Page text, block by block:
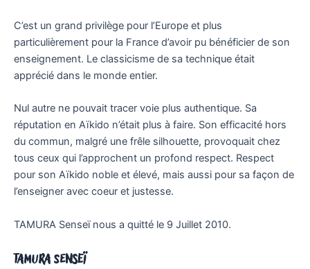
C’est un grand privilège pour l’Europe et plus
particulièrement pour la France d’avoir pu bénéficier de son
enseignement. Le classicisme de sa technique était
apprécié dans le monde entier.
Nul autre ne pouvait tracer voie plus authentique. Sa
réputation en Aïkido n’était plus à faire. Son efficacité hors
du commun, malgré une frêle silhouette, provoquait chez
tous ceux qui l’approchent un profond respect. Respect
pour son Aïkido noble et élevé, mais aussi pour sa façon de
l’enseigner avec coeur et justesse.
TAMURA Senseï nous a quitté le 9 Juillet 2010.
Tamura Senseï